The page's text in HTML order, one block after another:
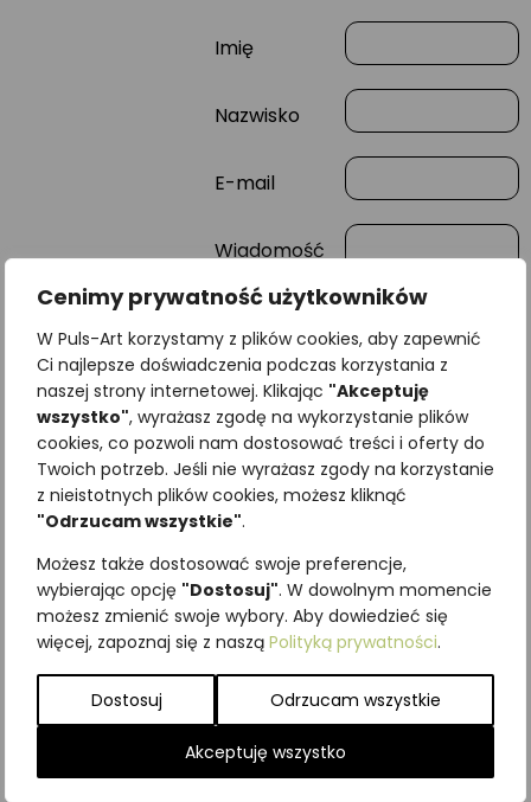
Cenimy prywatność użytkowników
W Puls-Art korzystamy z plików cookies, aby zapewnić
Ci najlepsze doświadczenia podczas korzystania z
naszej strony internetowej. Klikając "Akceptuję
wszystko", wyrażasz zgodę na wykorzystanie plików
cookies, co pozwoli nam dostosować treści i oferty do
Twoich potrzeb. Jeśli nie wyrażasz zgody na korzystanie
z nieistotnych plików cookies, możesz kliknąć
"Odrzucam wszystkie".
Możesz także dostosować swoje preferencje,
wybierając opcję "Dostosuj". W dowolnym momencie
możesz zmienić swoje wybory. Aby dowiedzieć się
więcej, zapoznaj się z naszą Polityką prywatności.
Dostosuj Odrzucam wszystkie
Akceptuję wszystko
Imię
Nazwisko
E-mail
Wiadomość
Najniższa cena z ostatnich 30
dni: 65,00zł
SKU:Brak danych
Kategorie:ILUSTRACJE ,Motyle
nocne,Owady
Podobne produkty